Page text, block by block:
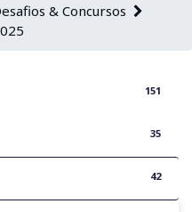
& Concursos
151
35
42